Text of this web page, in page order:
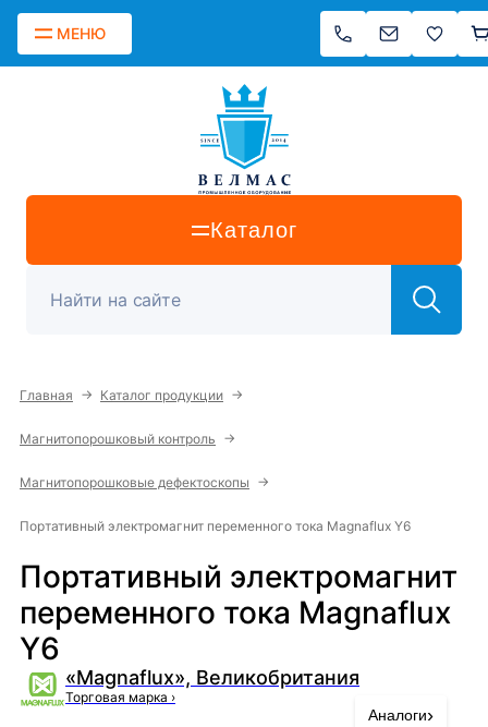
МЕНЮ
Каталог
Главная → Каталог продукции →
Магнитопорошковый контроль →
Магнитопорошковые дефектоскопы →
Портативный электромагнит переменного тока Magnaflux Y6
Портативный электромагнит
переменного тока Magnaflux
Y6
«Magnaflux», Великобритания
Торговая марка ›
Аналоги›